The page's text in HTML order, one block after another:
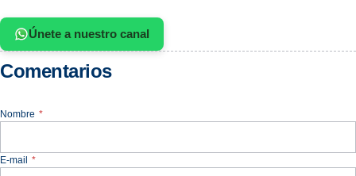
Únete a nuestro canal
Comentarios
Nombre *
E-mail *